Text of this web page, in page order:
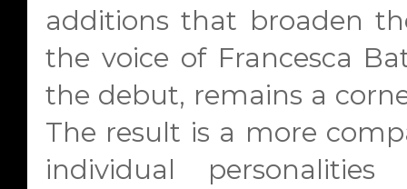
additions that broaden
the voice of Francesca
the debut, remains a
The result is a more
individual